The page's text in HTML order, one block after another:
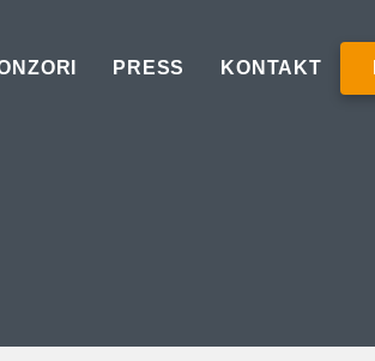
PRESS KONTAKT